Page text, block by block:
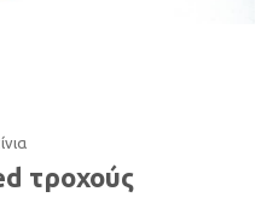
τροχούς